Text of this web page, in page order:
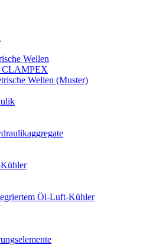
Wellen
CLAMPEX
Öl-Luft-Kühler